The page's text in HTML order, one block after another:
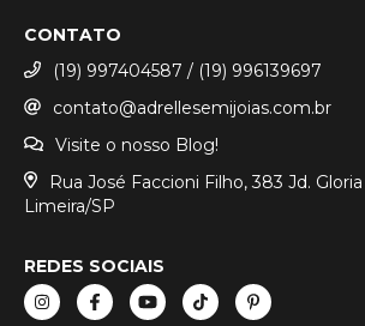
CONTATO
(19) 997404587 / (19) 996139697
contato@adrellesemijoias.com.br
Visite o nosso Blog!
Rua José Faccioni Filho, 383 Jd. Gloria
Limeira/SP
REDES SOCIAIS